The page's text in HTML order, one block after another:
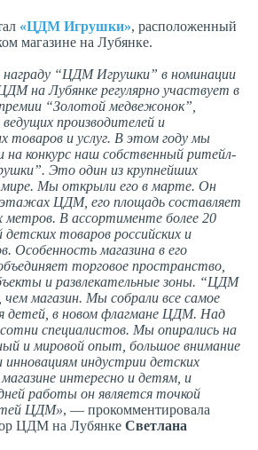
«ЦДМ Игрушки», расположенный
магазине на Лубянке.
награду “ЦДМ Игрушки” в номинации
на Лубянке регулярно участвует в
“Золотой медвежонок”,
производителей и
товаров и услуг. В этом году мы
на конкурс наш собственный ритейл-
Это один из крупнейших
мире. Мы открыли его в марте. Он
ЦДМ, его площадь составляет
В ассортименте более 20
товаров российских и
Особенность магазина в его
торговое пространство,
и развлекательные зоны. “ЦДМ
магазин. Мы собрали все самое
детей, в новом флагмане ЦДМ. Над
специалистов. Мы опирались на
и мировой опыт, большое внимание
инновациям индустрии детских
интересно и детям, и
работы он является точкой
ЦДМ», — прокомментировала
ЦДМ на Лубянке Светлана